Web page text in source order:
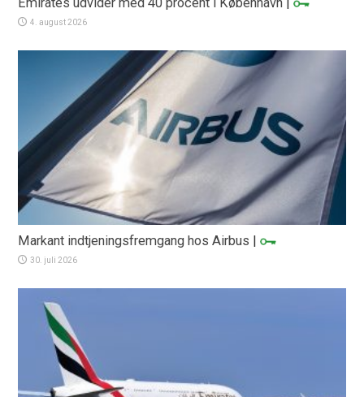
4. august 2026
Markant indtjeningsfremgang hos Airbus |
30. juli 2026